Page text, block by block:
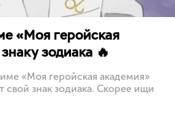
«Моя геройская
зодиака 🔥
«Моя геройская академия»
свой знак зодиака. Скорее ищи